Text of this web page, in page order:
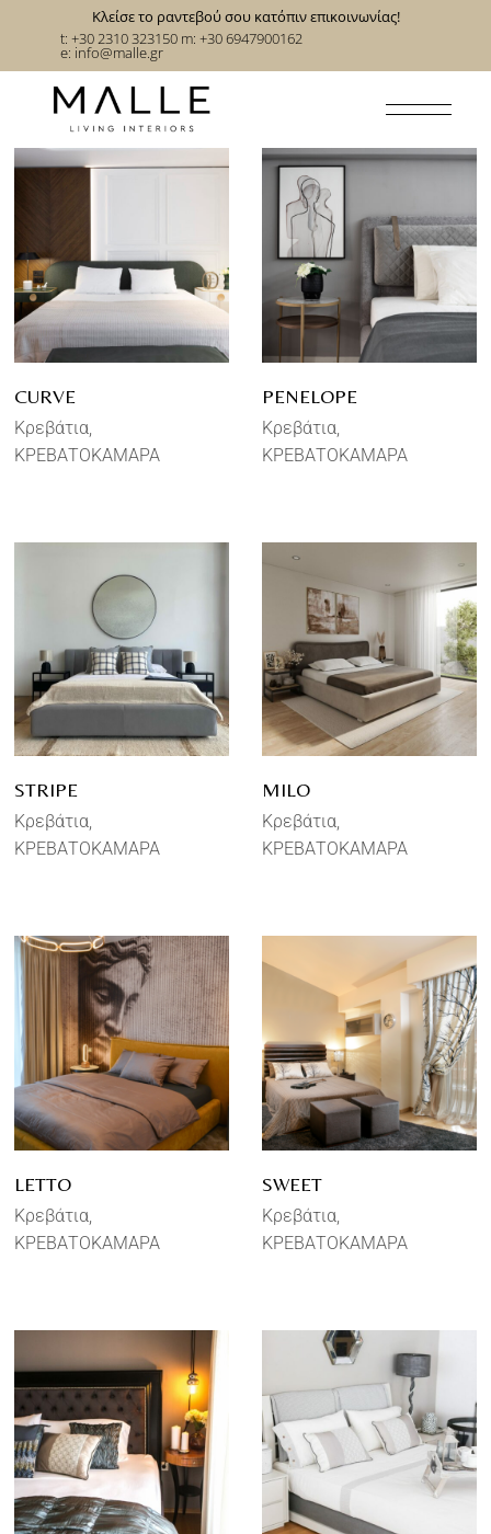
t: +30 2310 323150 m: +30 6947900162
e: info@malle.gr
Κλείσε το ραντεβού σου κατόπιν επικοινωνίας!
CURVE
Κρεβάτια
ΚΡΕΒΑΤΟΚΑΜΑΡΑ
PENELOPE
Κρεβάτια
ΚΡΕΒΑΤΟΚΑΜΑΡΑ
STRIPE
Κρεβάτια
ΚΡΕΒΑΤΟΚΑΜΑΡΑ
MILO
Κρεβάτια
ΚΡΕΒΑΤΟΚΑΜΑΡΑ
LETTO
Κρεβάτια
ΚΡΕΒΑΤΟΚΑΜΑΡΑ
SWEET
Κρεβάτια
ΚΡΕΒΑΤΟΚΑΜΑΡΑ